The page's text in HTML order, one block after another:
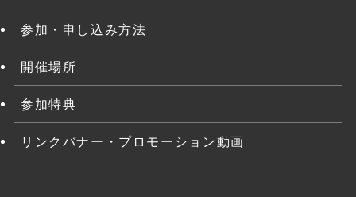
参加・申し込み方法
開催場所
参加特典
リンクバナー・プロモーション動画